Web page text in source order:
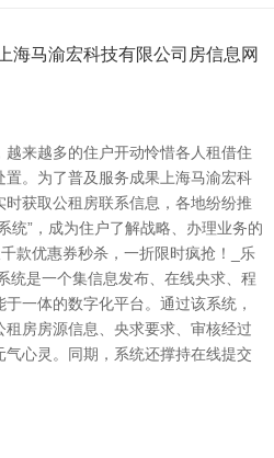
海马渝宏科技有限公司房信息网
越来越多的住户开动怜惜各人租借住
置。为了普及服务成果上海马渝宏科
获取公租房联系信息，各地纷纷推
统”，成为住户了解战略、办理业务的
款优惠券秒杀，一折限时疯抢！_乐
统是一个集信息发布、在线央求、程
一体的数字化平台。通过该系统，
租房房源信息、央求要求、审核经过
心灵。同期，系统还撑持在线提交